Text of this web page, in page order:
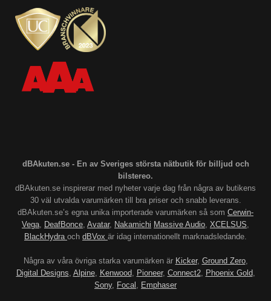
dBAkuten.se - En av Sveriges största nätbutik för billjud och
bilstereo.
dBAkuten.se inspirerar med nyheter varje dag från några av butikens
30 väl utvalda varumärken till bra priser och snabb leverans.
dBAkuten.se’s egna unika importerade varumärken så som Cerwin-
Vega, DeafBonce, Avatar, Nakamichi Massive Audio, XCELSUS,
BlackHydra och dBVox är idag internationellt marknadsledande.
Några av våra övriga starka varumärken är Kicker, Ground Zero,
Digital Designs, Alpine, Kenwood, Pioneer, Connect2, Phoenix Gold,
Sony, Focal , Emphaser